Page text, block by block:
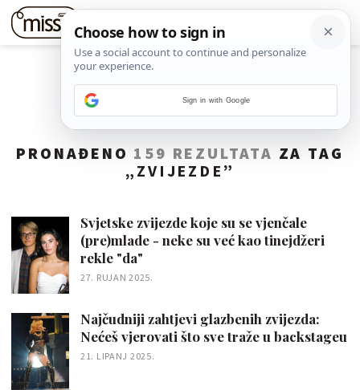
PRONAĐENO 159 REZULTATA ZA TAG
„ ZVIJEZDE ”
Svjetske zvijezde koje su se vjenčale
(pre)mlade - neke su već kao tinejdžeri
rekle "da"
27. RUJAN 2025.
Najčudniji zahtjevi glazbenih zvijezda:
Nećeš vjerovati što sve traže u backstageu
21. LIPANJ 2025.
Sign in with Google